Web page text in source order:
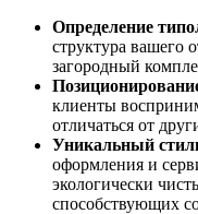
Определение
структура вашего
загородный
клиенты
отличаться от
Уникальный
оформления и
экологически
способствующих